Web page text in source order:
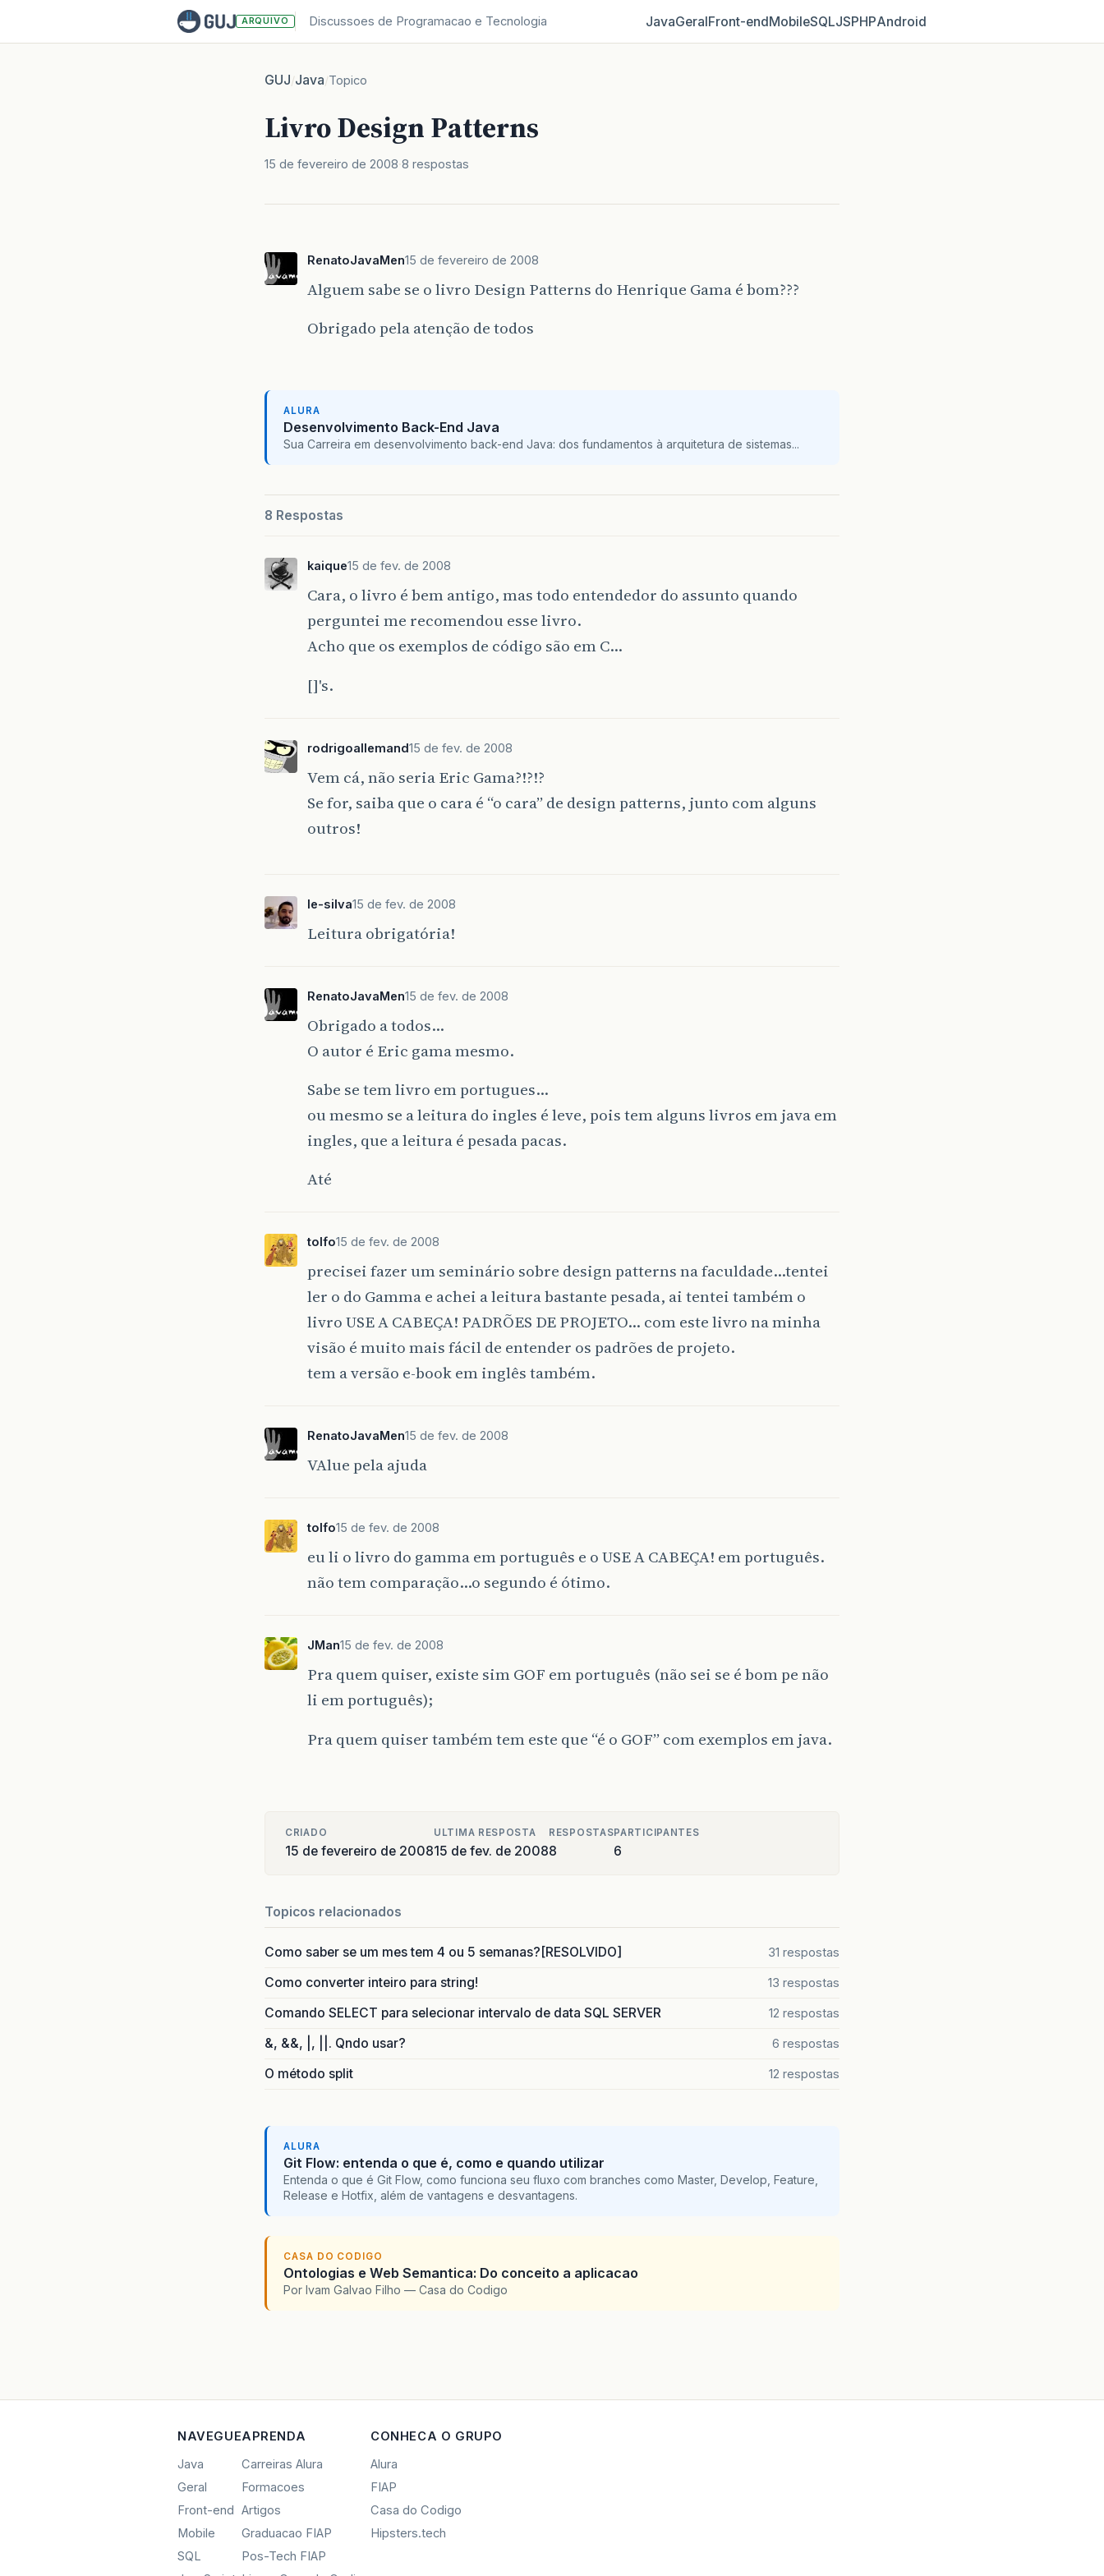
ARQUIVO Discussoes de Programacao e Tecnologia JavaGeralFront‑endMobileSQLJSPHPAndroid
GUJ/Java/Topico
Livro Design Patterns
15 de fevereiro de 2008 8 respostas
RenatoJavaMen15 de fevereiro de 2008
Alguem sabe se o livro Design Patterns do Henrique Gama é bom???
Obrigado pela atenção de todos
ALURA
Desenvolvimento Back-End Java
Sua Carreira em desenvolvimento back-end Java: dos fundamentos à arquitetura de sistemas...
8 Respostas
kaique15 de fev. de 2008
Cara, o livro é bem antigo, mas todo entendedor do assunto quando
perguntei me recomendou esse livro.
Acho que os exemplos de código são em C…
[]'s.
rodrigoallemand15 de fev. de 2008
Vem cá, não seria Eric Gama?!?!?
Se for, saiba que o cara é “o cara” de design patterns, junto com alguns
outros!
le-silva15 de fev. de 2008
Leitura obrigatória!
RenatoJavaMen15 de fev. de 2008
Obrigado a todos…
O autor é Eric gama mesmo.
Sabe se tem livro em portugues…
ou mesmo se a leitura do ingles é leve, pois tem alguns livros em java em
ingles, que a leitura é pesada pacas.
Até
tolfo15 de fev. de 2008
precisei fazer um seminário sobre design patterns na faculdade…tentei
ler o do Gamma e achei a leitura bastante pesada, ai tentei também o
livro USE A CABEÇA! PADRÕES DE PROJETO… com este livro na minha
visão é muito mais fácil de entender os padrões de projeto.
tem a versão e-book em inglês também.
RenatoJavaMen15 de fev. de 2008
VAlue pela ajuda
tolfo15 de fev. de 2008
eu li o livro do gamma em português e o USE A CABEÇA! em português.
não tem comparação…o segundo é ótimo.
JMan15 de fev. de 2008
Pra quem quiser, existe sim GOF em português (não sei se é bom pe não
li em português);
Pra quem quiser também tem este que “é o GOF” com exemplos em java.
CRIADO
15 de fevereiro de 2008
ULTIMA RESPOSTA
15 de fev. de 2008
RESPOSTAS
8
PARTICIPANTES
6
Topicos relacionados
Como saber se um mes tem 4 ou 5 semanas?[RESOLVIDO] 31 respostas
Como converter inteiro para string! 13 respostas
Comando SELECT para selecionar intervalo de data SQL SERVER 12 respostas
&, &&, |, ||. Qndo usar? 6 respostas
O método split 12 respostas
ALURA
Git Flow: entenda o que é, como e quando utilizar
Entenda o que é Git Flow, como funciona seu fluxo com branches como Master, Develop, Feature,
Release e Hotfix, além de vantagens e desvantagens.
CASA DO CODIGO
Ontologias e Web Semantica: Do conceito a aplicacao
Por Ivam Galvao Filho — Casa do Codigo
NAVEGUE
Java
Geral
Front-end
Mobile
SQL
APRENDA
Carreiras Alura
Formacoes
Artigos
Graduacao FIAP
Pos-Tech FIAP
CONHECA O GRUPO
Alura
FIAP
Casa do Codigo
Hipsters.tech